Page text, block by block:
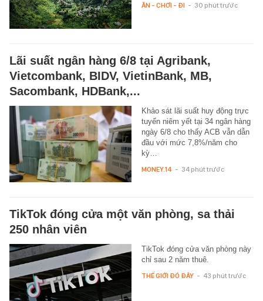
ĂN - CHƠI - ĐI - 30 phút trước
Lãi suất ngân hàng 6/8 tại Agribank,
Vietcombank, BIDV, VietinBank, MB,
Sacombank, HDBank,...
Khảo sát lãi suất huy động trực
tuyến niêm yết tại 34 ngân hàng
ngày 6/8 cho thấy ACB vẫn dẫn
đầu với mức 7,8%/năm cho
kỳ…
MONEY.14 - 34 phút trước
TikTok đóng cửa một văn phòng, sa thải
250 nhân viên
TikTok đóng cửa văn phòng này
chỉ sau 2 năm thuê.
THẾ GIỚI ĐÓ ĐÂY - 43 phút trước